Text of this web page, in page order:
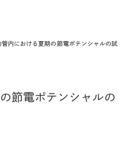
管内における夏期の節電ポテンシャルの試
節電ポテンシャルの